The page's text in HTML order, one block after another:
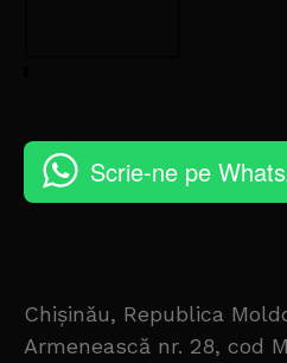
Scrie-ne pe
Chișinău, Republica
Armenească nr. 28, cod